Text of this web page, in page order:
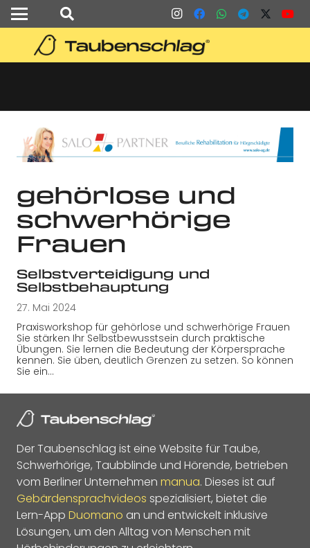
gehörlose und
schwerhörige
Frauen
Selbstverteidigung und
Selbstbehauptung
27. Mai 2024
Praxisworkshop für gehörlose und schwerhörige Frauen
Sie stärken Ihr Selbstbewusstsein durch praktische
Übungen. Sie lernen die Bedeutung der Körpersprache
kennen. Sie üben, deutlich Grenzen zu setzen. So können
Sie ein…
Der Taubenschlag ist eine Website für Taube,
Schwerhörige, Taubblinde und Hörende, betrieben
vom Berliner Unternehmen manua. Dieses ist auf
Gebärdensprachvideos spezialisiert, bietet die
Lern-App Duomano an und entwickelt inklusive
Lösungen, um den Alltag von Menschen mit